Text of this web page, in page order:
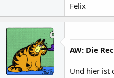
Felix
AW: Die
Und hier ist